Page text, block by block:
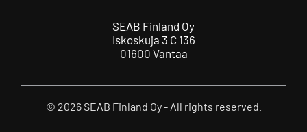
SEAB Finland Oy
Iskoskuja 3 C 136
01600 Vantaa
© 2026 SEAB Finland Oy - All rights reserved.